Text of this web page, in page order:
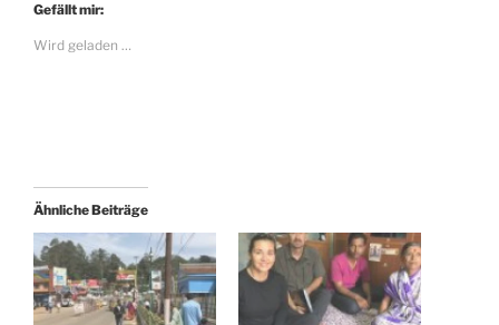
Gefällt mir:
Wird geladen …
Ähnliche Beiträge